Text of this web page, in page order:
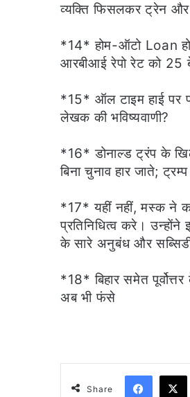
व्यक्ति फिसलकर ट्रेन और
*14* होम-ऑटो Loan
आरबीआई रेपो रेट को 25
*15* ऑल टाइम हाई पर
लेखक की भविष्यवाणी?
*16* डोनाल्ड ट्रंप के
बिना चुनाव हार जाते;
*17* यहीं नहीं, मस्क ने
प्रतिनिधित्व करे।
के सारे अनुबंध और
*18* बिहार समेत
अब भी फंसे
Share
X